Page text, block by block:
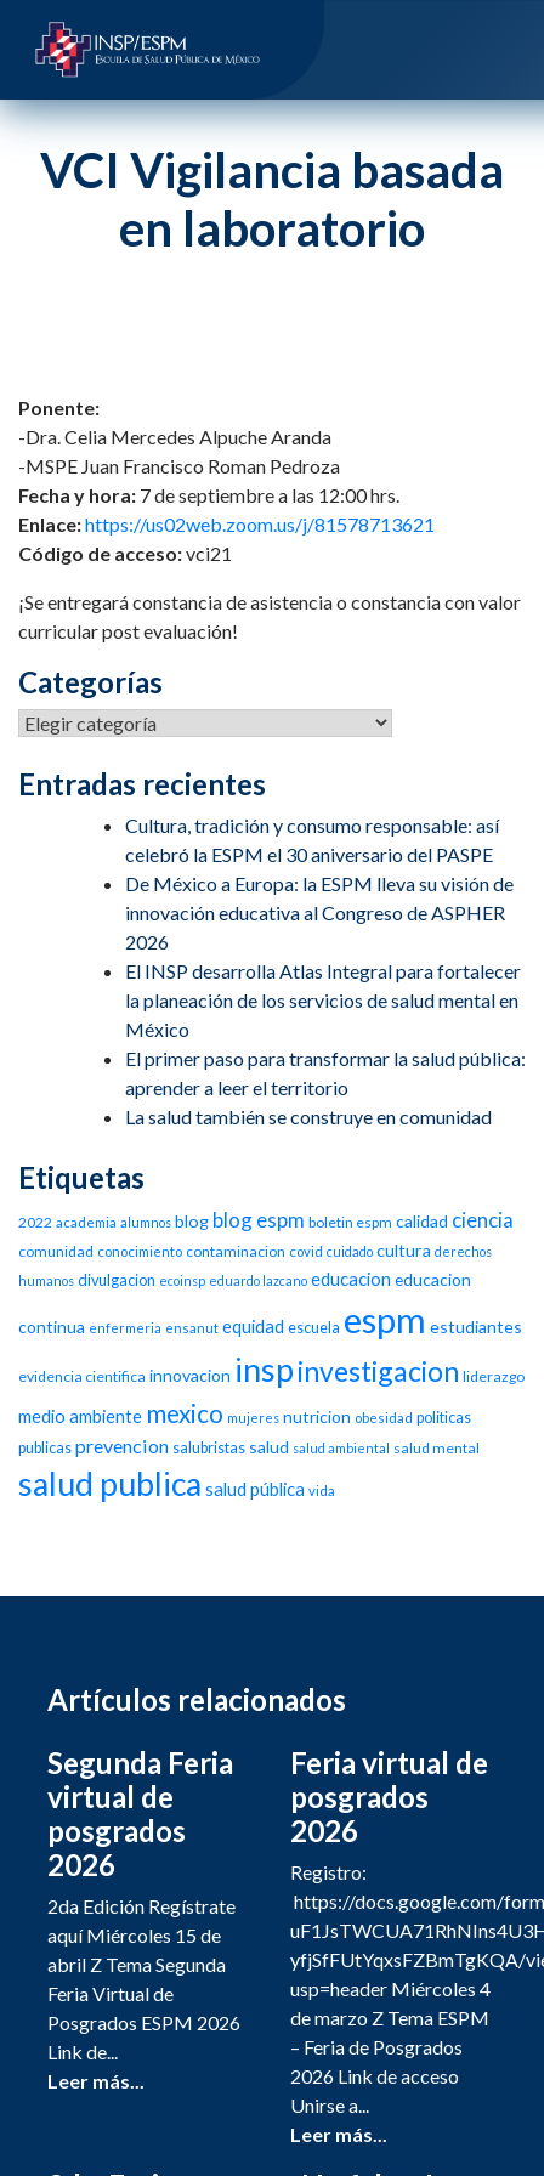
VCI Vigilancia basada
en laboratorio
Ponente:
-Dra. Celia Mercedes Alpuche Aranda
-MSPE Juan Francisco Roman Pedroza
Fecha y hora: 7 de septiembre a las 12:00 hrs.
Enlace:https://us02web.zoom.us/j/81578713621
Código de acceso:vci21
¡Se entregará constancia de asistencia o constancia con valor
curricular post evaluación!
Categorías
Categorías
Entradas recientes
Cultura, tradición y consumo responsable: así
celebró la ESPM el 30 aniversario del PASPE
De México a Europa: la ESPM lleva su visión de
innovación educativa al Congreso de ASPHER
2026
El INSP desarrolla Atlas Integral para fortalecer
la planeación de los servicios de salud mental en
México
El primer paso para transformar la salud pública:
aprender a leer el territorio
La salud también se construye en comunidad
Etiquetas
2022 academia alumnos blog blog espm boletin espm calidad ciencia
comunidad conocimiento contaminacion covid cuidado cultura derechos
humanos divulgacion ecoinsp eduardo lazcano educacion educacion
continua enfermeria ensanut equidad escuela espm estudiantes
evidencia cientifica innovacion inspinvestigacion liderazgo
medio ambiente mexico mujeres nutricion obesidad politicas
publicas prevencion salubristas salud salud ambiental salud mental
salud publica salud pública vida
Artículos relacionados
Segunda Feria
virtual de
posgrados
2026
2da Edición Regístrate
aquí Miércoles 15 de
abril Z Tema Segunda
Feria Virtual de
Posgrados ESPM 2026
Link de...
Leer más...
Feria virtual de
posgrados
2026
Registro:
https://docs.google.com/
yfjSfFUtYqxsFZBmTgKQA/
usp=header Miércoles 4
de marzo Z Tema ESPM
– Feria de Posgrados
2026 Link de acceso
Unirse a...
Leer más...